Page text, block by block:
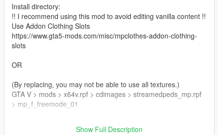
Install directory:
!! I recommend using this mod to avoid editing vanilla content !!
Use Addon Clothing Slots
https://www.gta5-mods.com/misc/mpclothes-addon-clothing-
slots
OR
(By replacing, you may not be able to use all textures.)
GTA V > mods > x64v.rpf > cdimages > streamedpeds_mp.rpf
> mp_f_freemode_01
Show Full Description